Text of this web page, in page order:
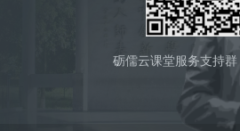
砺儒云课堂服务支持群